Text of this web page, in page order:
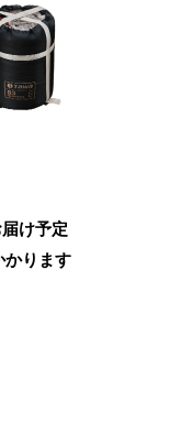
け予定
かります